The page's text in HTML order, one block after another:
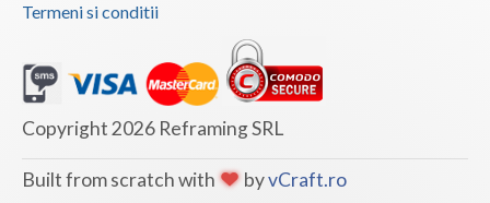
Termeni si conditii
Copyright 2026 Reframing SRL
Built from scratch with byvCraft.ro